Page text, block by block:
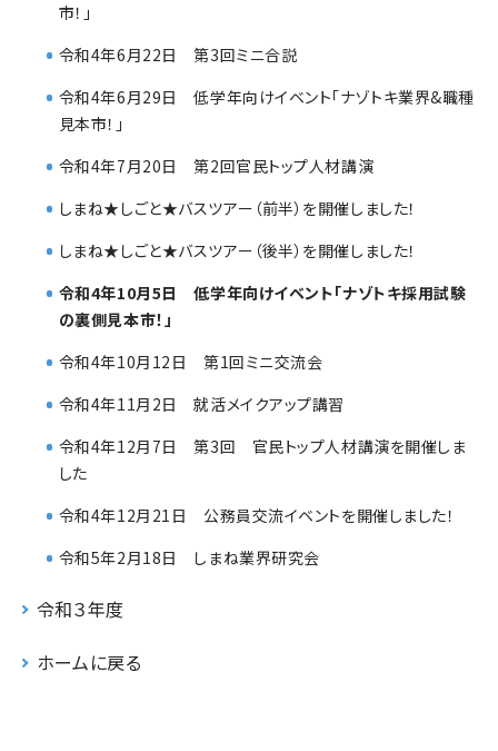
市！」
令和4年6月22日 第3回ミニ合説
令和4年6月29日 低学年向けイベント「ナゾトキ業界&職種
見本市！」
令和4年7月20日 第2回官民トップ人材講演
しまね★しごと★バスツアー（前半）を開催しました！
しまね★しごと★バスツアー（後半）を開催しました！
令和4年10月5日 低学年向けイベント「ナゾトキ採用試験
の裏側見本市！」
令和4年10月12日 第1回ミニ交流会
令和4年11月2日 就活メイクアップ講習
令和4年12月7日 第3回 官民トップ人材講演を開催しま
した
令和4年12月21日 公務員交流イベントを開催しました！
令和5年2月18日 しまね業界研究会
令和３年度
ホームに戻る